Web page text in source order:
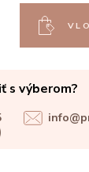
s výberom?